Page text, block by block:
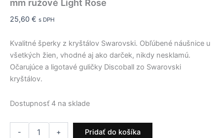
mm ružové Light Rose
25,60 € s DPH
Kvalitné šperky z kryštálov Swarovski. Obľúbené náušnice u
všetkých žien, vhodné aj ako darček, nikdy nesklamú.
Očarujúce a ligotavé guličky Discoball zo Swarovski
kryštálov.
Dostupnosť 4 na sklade
-
Rose
+
Pridať do košíka